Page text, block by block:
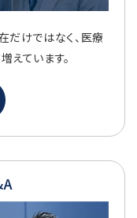
だけではなく、医療
えています。